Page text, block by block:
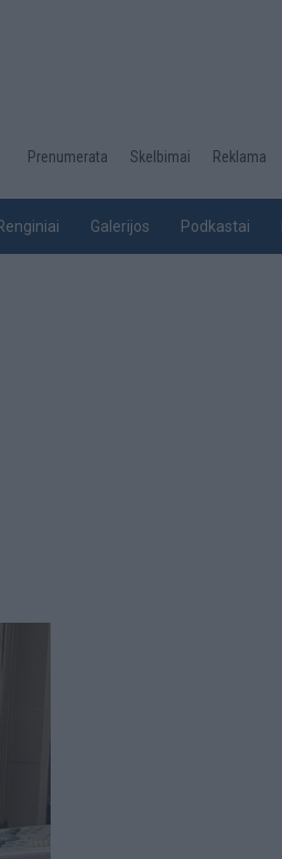
Desktop
top
Prenumerata Skelbimai Reklama
Galerijos Podkastai